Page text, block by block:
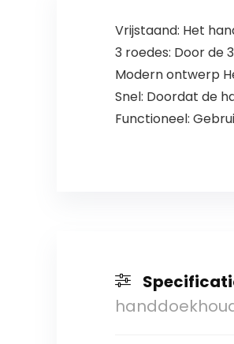
Vrijstaand: Het
3 roedes: Door de
Modern ontwerp
Snel: Doordat de
Functioneel: